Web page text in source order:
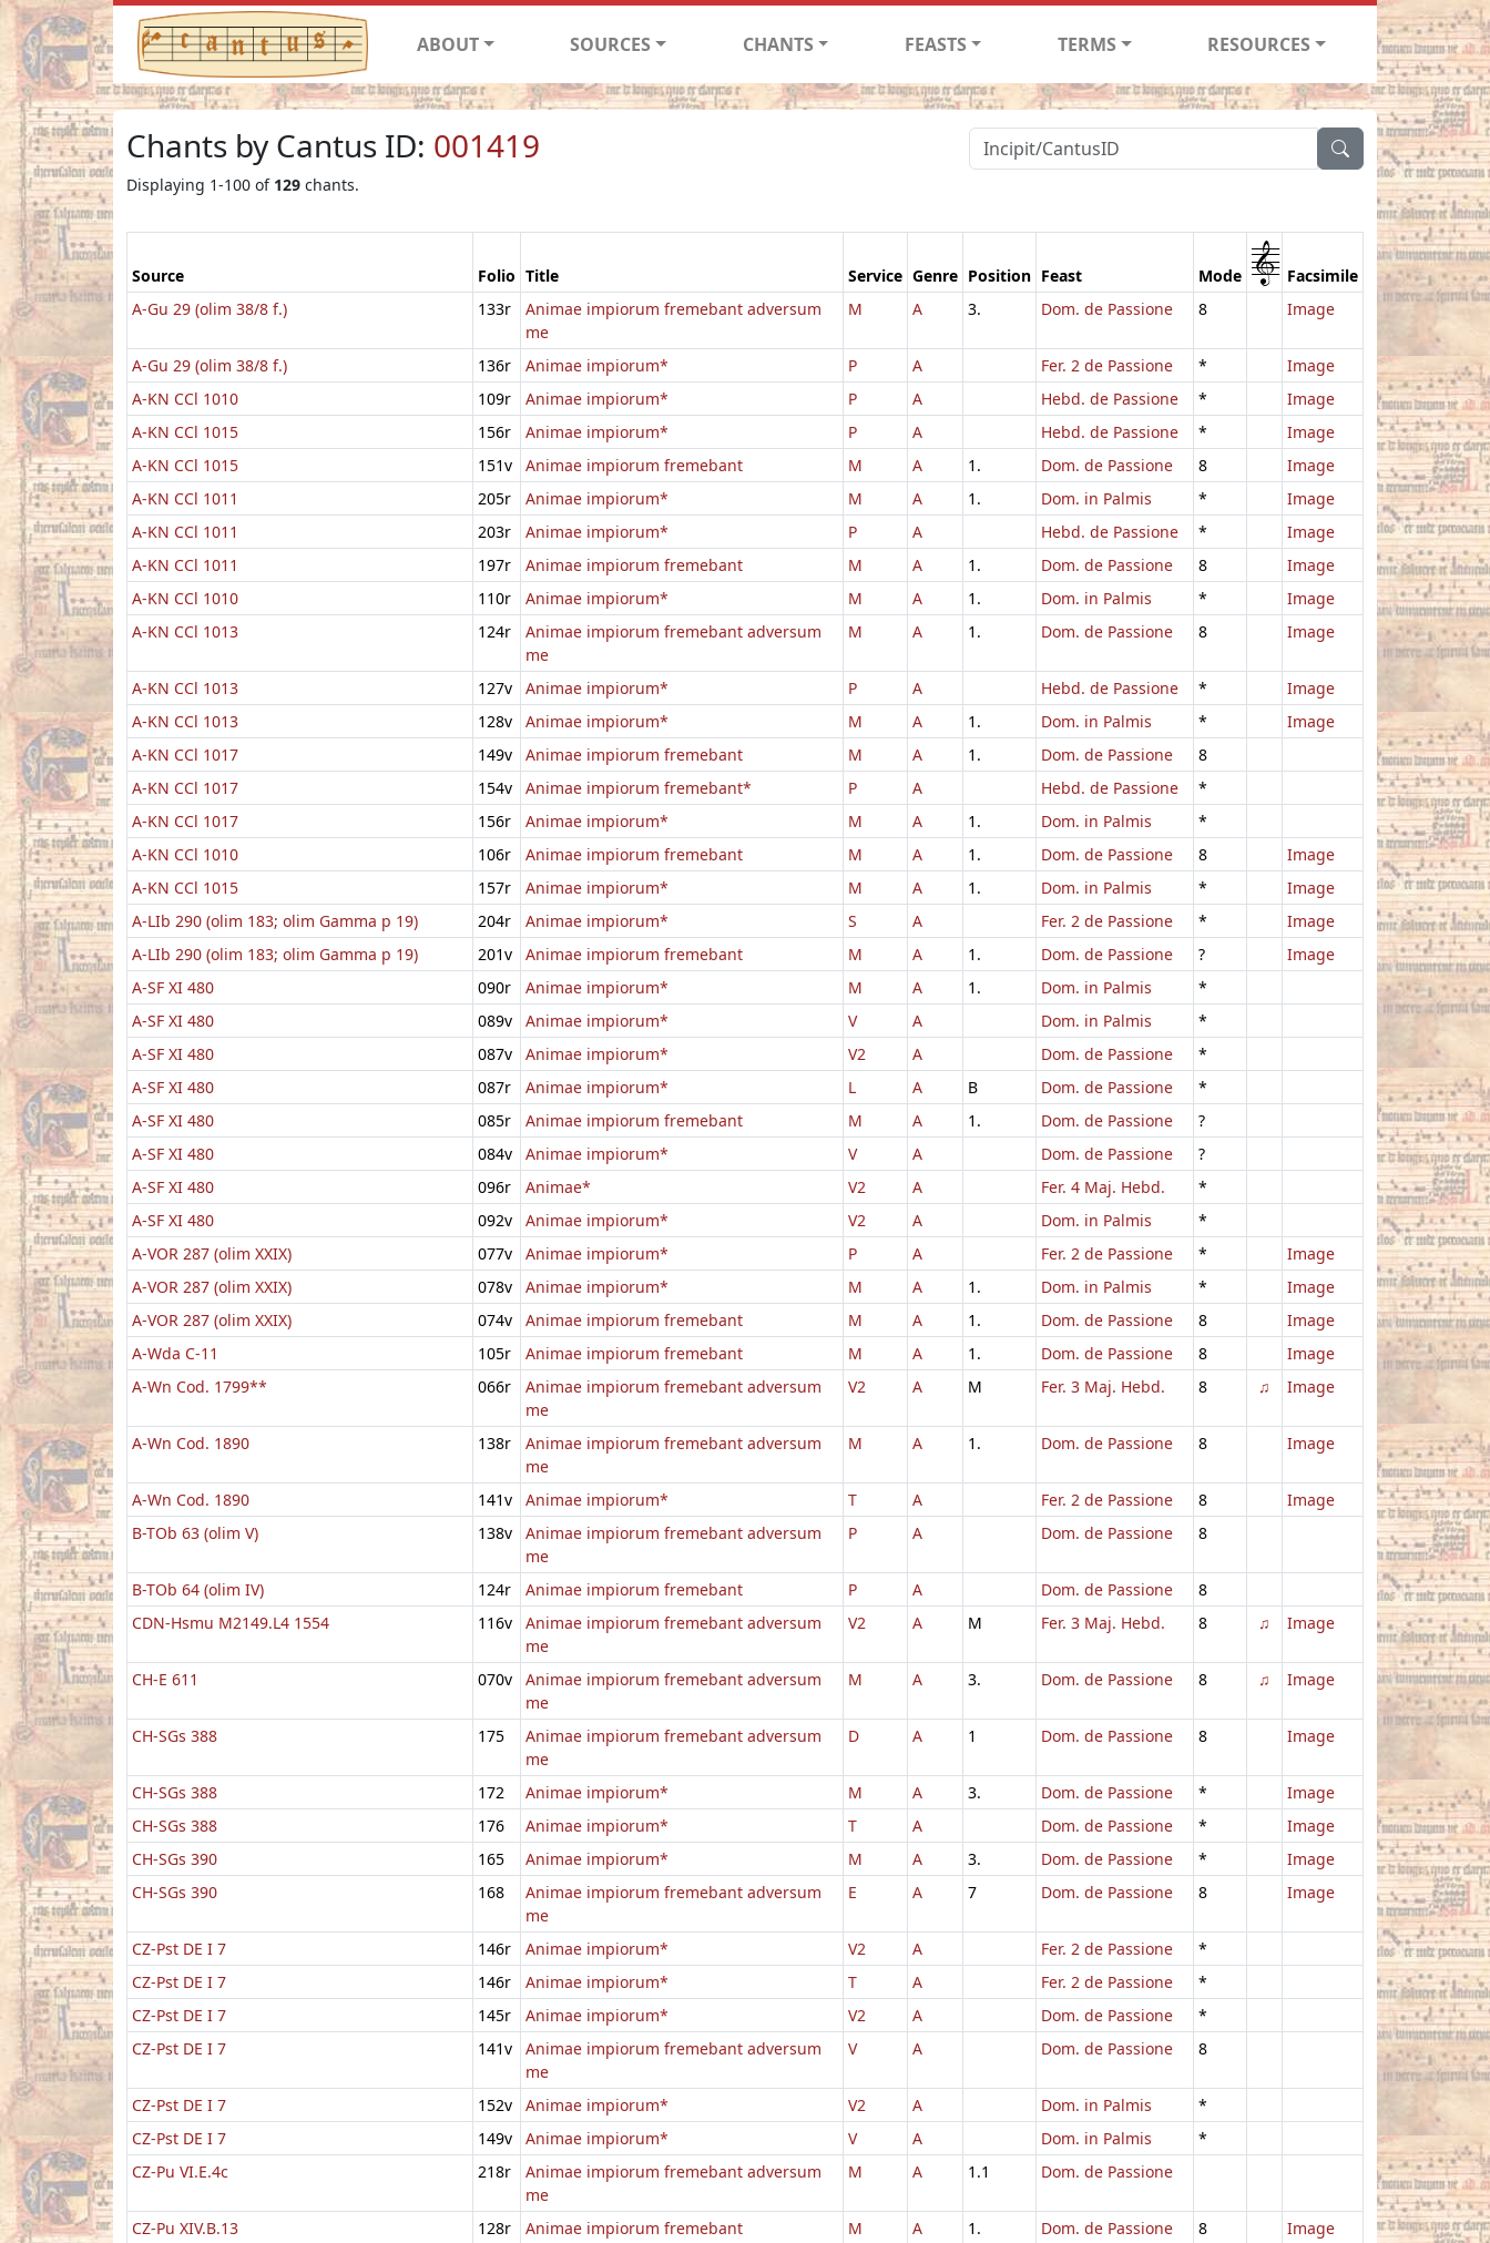
ABOUT SOURCES CHANTS FEASTS TERMS RESOURCES
Chants by Cantus ID: 001419
Displaying 1-100 of 129 chants.
Source Folio Title Service Genre Position Feast Mode 1 Facsimile
A-Gu 29 (olim 38/8 f.)
133r
Animae impiorum fremebant adversum
me
M A 3. Dom. de Passione 8 Image
A-Gu 29 (olim 38/8 f.) 136r Animae impiorum* P A Fer. 2 de Passione *
Image
A-KN CCl 1010
109r Animae impiorum* P A Hebd. de Passione *
Image
A-KN CCl 1015
156r Animae impiorum* P A Hebd. de Passione *
Image
A-KN CCl 1015
151v Animae impiorum fremebant M A 1. Dom. de Passione 8
Image
A-KN CCl 1011
205r Animae impiorum* M A 1. Dom. in Palmis *
Image
A-KN CCl 1011
203r Animae impiorum* P A Hebd. de Passione *
Image
A-KN CCl 1011
197r Animae impiorum fremebant M A 1. Dom. de Passione 8
Image
A-KN CCl 1010
110r Animae impiorum* M A 1. Dom. in Palmis *
Image
A-KN CCl 1013
124r
Animae impiorum fremebant adversum
me
M A 1. Dom. de Passione 8 Image
A-KN CCl 1013 127v Animae impiorum* P A Hebd. de Passione *
Image
A-KN CCl 1013
128v Animae impiorum* M A 1. Dom. in Palmis *
Image
A-KN CCl 1017
149v Animae impiorum fremebant M A 1. Dom. de Passione
8
A-KN CCl 1017
154v Animae impiorum fremebant* P A Hebd. de Passione
*
A-KN CCl 1017
156r Animae impiorum* M A 1. Dom. in Palmis
*
A-KN CCl 1010
106r Animae impiorum fremebant M A 1. Dom. de Passione 8
Image
A-KN CCl 1015
157r Animae impiorum* M A 1. Dom. in Palmis *
Image
A-LIb 290 (olim 183; olim Gamma p 19)
204r Animae impiorum* S A Fer. 2 de Passione *
Image
A-LIb 290 (olim 183; olim Gamma p 19)
201v Animae impiorum fremebant M A 1. Dom. de Passione ?
Image
A-SF XI 480
090r Animae impiorum* M A 1. Dom. in Palmis
*
A-SF XI 480
089v Animae impiorum* V A Dom. in Palmis
*
A-SF XI 480
087v Animae impiorum* V2 A Dom. de Passione
*
A-SF XI 480
087r Animae impiorum* L A B Dom. de Passione
*
A-SF XI 480
085r Animae impiorum fremebant M A 1. Dom. de Passione
?
A-SF XI 480
084v Animae impiorum* V A Dom. de Passione
?
A-SF XI 480
096r Animae* V2 A Fer. 4 Maj. Hebd.
*
A-SF XI 480
092v Animae impiorum* V2 A Dom. in Palmis
*
A-VOR 287 (olim XXIX)
077v Animae impiorum* P A Fer. 2 de Passione *
Image
A-VOR 287 (olim XXIX)
078v Animae impiorum* M A 1. Dom. in Palmis *
Image
A-VOR 287 (olim XXIX)
074v Animae impiorum fremebant M A 1. Dom. de Passione 8
Image
A-Wda C-11
105r Animae impiorum fremebant M A 1. Dom. de Passione 8
Image
A-Wn Cod. 1799**
066r
Animae impiorum fremebant adversum
me
V2 A M Fer. 3 Maj. Hebd. 8 ♫ Image
A-Wn Cod. 1890 138r
Animae impiorum fremebant adversum
me
M A 1. Dom. de Passione 8 Image
A-Wn Cod. 1890 141v Animae impiorum* T A Fer. 2 de Passione 8
Image
B-TOb 63 (olim V)
138v
Animae impiorum fremebant adversum
me
P A Dom. de Passione 8
B-TOb 64 (olim IV) 124r Animae impiorum fremebant P A Dom. de Passione
8
CDN-Hsmu M2149.L4 1554
116v
Animae impiorum fremebant adversum
me
V2 A M Fer. 3 Maj. Hebd. 8 ♫ Image
CH-E 611 070v
Animae impiorum fremebant adversum
me
M A 3. Dom. de Passione 8 ♫ Image
CH-SGs 388 175
Animae impiorum fremebant adversum
me
D A 1 Dom. de Passione 8 Image
CH-SGs 388 172 Animae impiorum* M A 3. Dom. de Passione *
Image
CH-SGs 388
176 Animae impiorum* T A Dom. de Passione *
Image
CH-SGs 390
165 Animae impiorum* M A 3. Dom. de Passione *
Image
CH-SGs 390
168
Animae impiorum fremebant adversum
me
E A 7 Dom. de Passione 8 Image
CZ-Pst DE I 7 146r Animae impiorum* V2 A Fer. 2 de Passione
*
CZ-Pst DE I 7
146r Animae impiorum* T A Fer. 2 de Passione
*
CZ-Pst DE I 7
145r Animae impiorum* V2 A Dom. de Passione
*
CZ-Pst DE I 7
141v
Animae impiorum fremebant adversum
me
V A Dom. de Passione 8
CZ-Pst DE I 7 152v Animae impiorum* V2 A Dom. in Palmis
*
CZ-Pst DE I 7
149v Animae impiorum* V A Dom. in Palmis
*
CZ-Pu VI.E.4c
218r
Animae impiorum fremebant adversum
me
M A 1.1 Dom. de Passione
CZ-Pu XIV.B.13 128r Animae impiorum fremebant M A 1. Dom. de Passione 8
Image